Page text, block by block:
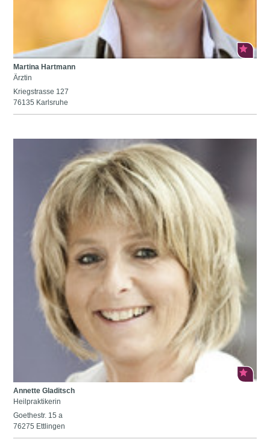
Martina Hartmann
Ärztin
Kriegstrasse 127
76135 Karlsruhe
Annette Gladitsch
Heilpraktikerin
Goethestr. 15 a
76275 Ettlingen